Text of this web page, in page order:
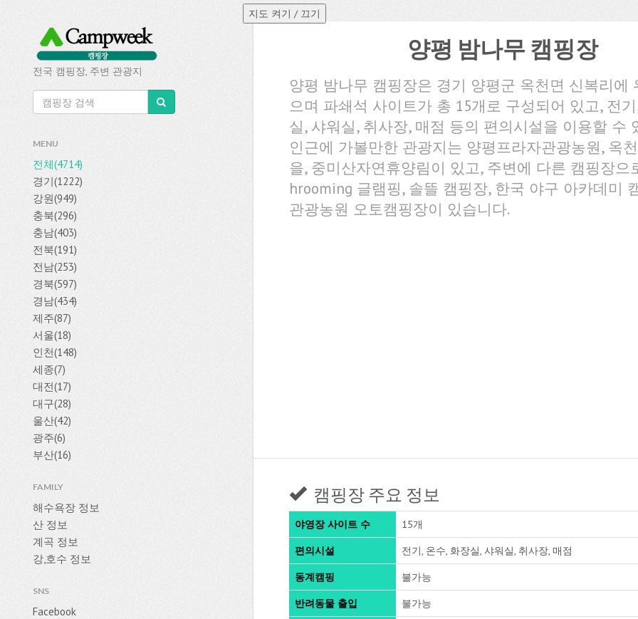
전국 캠핑장, 주변 관광지
MENU
전체(4714)
경기(1222)
강원(949)
충북(296)
충남(403)
전북(191)
전남(253)
경북(597)
경남(434)
제주(87)
서울(18)
인천(148)
세종(7)
대전(17)
대구(28)
울산(42)
광주(6)
부산(16)
FAMILY
해수욕장 정보
산 정보
계곡 정보
강,호수 정보
SNS
Facebook
양평 밤나무 캠핑장
양평 밤나무 캠핑장은 경기 양평군 옥천면 신복리에
으며 파쇄석 사이트가 총 15개로 구성되어 있고, 전
실, 샤워실, 취사장, 매점 등의 편의시설을 이용할 수
인근에 가볼만한 관광지는 양평프라자관광농원, 옥
을, 중미산자연휴양림이 있고, 주변에 다른 캠핑장으
hrooming 글램핑, 솔뜰 캠핑장, 한국 야구 아카데미
관광농원 오토캠핑장이 있습니다.
캠핑장 주요 정보
야영장 사이트 수 15개
편의시설 전기, 온수, 화장실, 샤워실, 취사장, 매점
동계캠핑 불가능
반려동물 출입 불가능